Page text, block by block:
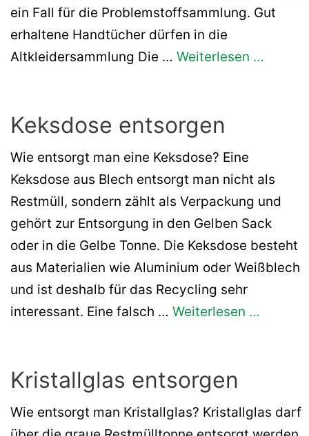
ein Fall für die Problemstoffsammlung. Gut
erhaltene Handtücher dürfen in die
Altkleidersammlung Die … Weiterlesen …
Keksdose entsorgen
Wie entsorgt man eine Keksdose? Eine
Keksdose aus Blech entsorgt man nicht als
Restmüll, sondern zählt als Verpackung und
gehört zur Entsorgung in den Gelben Sack
oder in die Gelbe Tonne. Die Keksdose besteht
aus Materialien wie Aluminium oder Weißblech
und ist deshalb für das Recycling sehr
interessant. Eine falsch … Weiterlesen …
Kristallglas entsorgen
Wie entsorgt man Kristallglas? Kristallglas darf